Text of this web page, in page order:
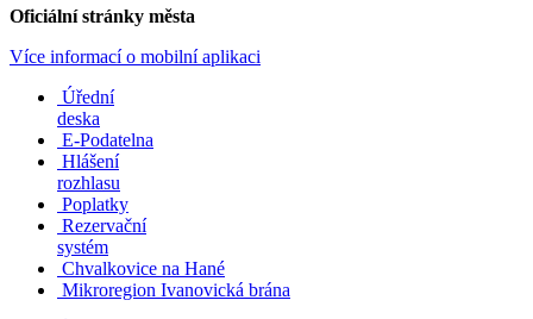
Oficiální stránky města
Více informací o mobilní aplikaci
Úřední
deska
E-Podatelna
Hlášení
rozhlasu
Poplatky
Rezervační
systém
Chvalkovice na Hané
Mikroregion Ivanovická brána